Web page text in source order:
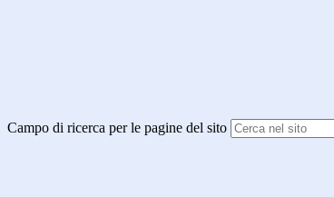
Campo di ricerca per le pagine del sito